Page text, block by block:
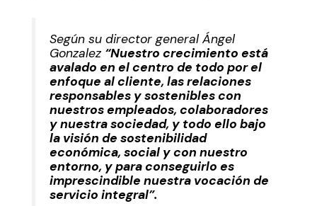
Según su director general Ángel
Gonzalez “Nuestro crecimiento está
avalado en el centro de todo por el
enfoque al cliente, las relaciones
responsables y sostenibles con
nuestros empleados, colaboradores
y nuestra sociedad, y todo ello bajo
la visión de sostenibilidad
económica, social y con nuestro
entorno, y para conseguirlo es
imprescindible nuestra vocación de
servicio integral”.